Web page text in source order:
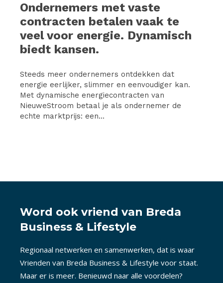
Ondernemers met vaste
contracten betalen vaak te
veel voor energie. Dynamisch
biedt kansen.
Steeds meer ondernemers ontdekken dat
energie eerlijker, slimmer en eenvoudiger kan.
Met dynamische energiecontracten van
NieuweStroom betaal je als ondernemer de
echte marktprijs: een...
Word ook vriend van Breda
Business & Lifestyle
Regionaal netwerken en samenwerken, dat is waar
Vrienden van Breda Business & Lifestyle voor staat.
Maar er is meer. Benieuwd naar alle voordelen?